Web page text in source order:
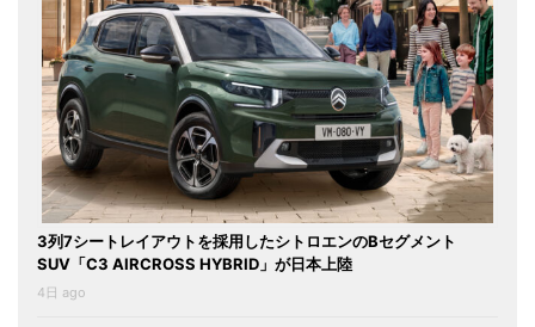
3列7シートレイアウトを採用したシトロエンのBセグメント
SUV「C3 AIRCROSS HYBRID」が日本上陸
4日 ago